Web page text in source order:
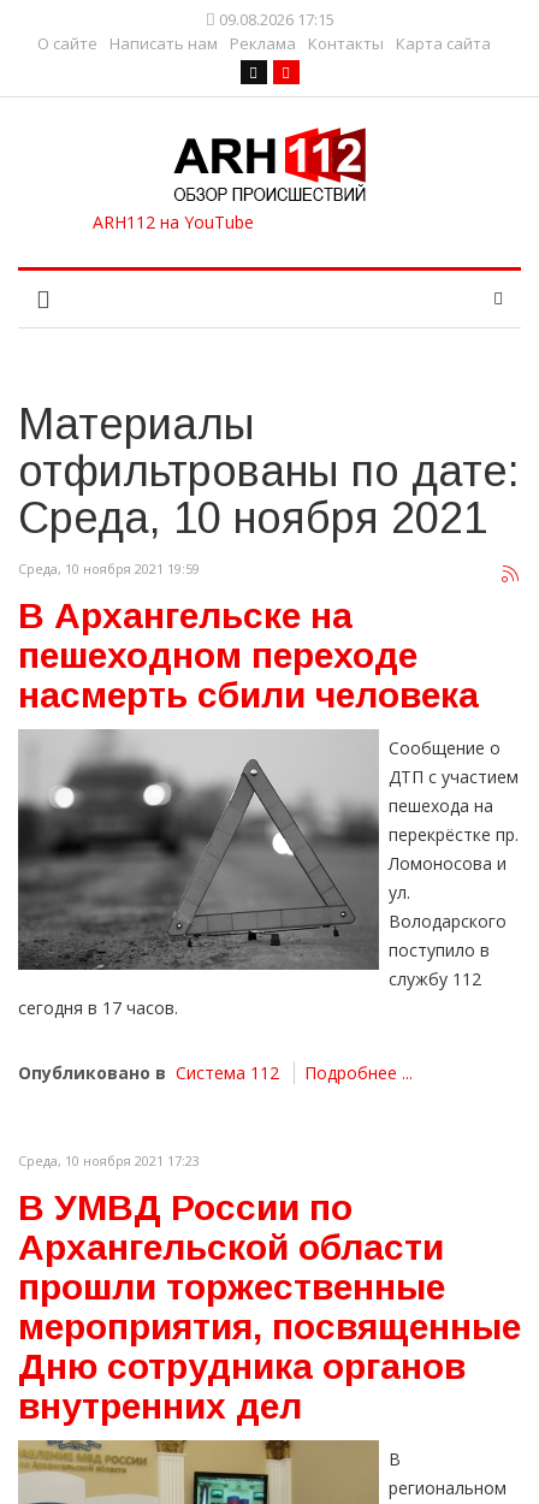
09.08.2026 17:15
О сайте
Написать нам Реклама Контакты Карта сайта
Материалы
отфильтрованы по дате:
Среда, 10 ноября 2021
Среда, 10 ноября 2021 19:59
В Архангельске на
пешеходном переходе
насмерть сбили человека
Сообщение о
ДТП с участием
пешехода на
перекрёстке пр.
Ломоносова и
ул.
Володарского
поступило в
службу 112
сегодня в 17 часов.
Опубликовано в Система 112 Подробнее ...
Среда, 10 ноября 2021 17:23
В УМВД России по
Архангельской области
прошли торжественные
мероприятия, посвященные
Дню сотрудника органов
внутренних дел
В
региональном